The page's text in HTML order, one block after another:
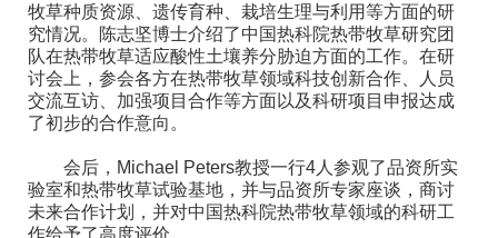
牧草种质资源、遗传育种、栽培生理与利用等方面的研
究情况。陈志坚博士介绍了中国热科院热带牧草研究团
队在热带牧草适应酸性土壤养分胁迫方面的工作。在研
讨会上，参会各方在热带牧草领域科技创新合作、人员
交流互访、加强项目合作等方面以及科研项目申报达成
了初步的合作意向。
会后，Michael Peters教授一行4人参观了品资所实
验室和热带牧草试验基地，并与品资所专家座谈，商讨
未来合作计划，并对中国热科院热带牧草领域的科研工
作给予了高度评价。